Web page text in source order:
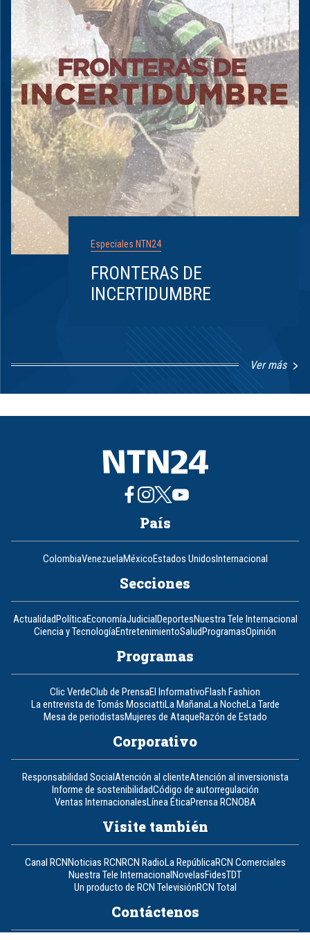
Especiales NTN24
FRONTERAS DE
INCERTIDUMBRE
Ver más
8
País
ColombiaVenezuelaMéxicoEstados UnidosInternacional
Secciones
ActualidadPolíticaEconomíaJudicialDeportesNuestra Tele Internacional
Ciencia y TecnologíaEntretenimientoSaludProgramasOpinión
Programas
Clic VerdeClub de PrensaEl InformativoFlash Fashion
La entrevista de Tomás MosciattiLa MañanaLa NocheLa Tarde
Mesa de periodistasMujeres de AtaqueRazón de Estado
Corporativo
Responsabilidad SocialAtención al clienteAtención al inversionista
Informe de sostenibilidadCódigo de autorregulación
Ventas InternacionalesLínea ÉticaPrensa RCNOBA
Visite también
Canal RCNNoticias RCNRCN RadioLa RepúblicaRCN Comerciales
Nuestra Tele InternacionalNovelasFidesTDT
Un producto de RCN TelevisiónRCN Total
Contáctenos